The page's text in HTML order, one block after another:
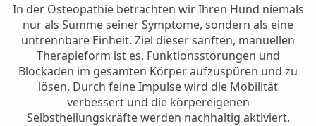
In der Osteopathie betrachten wir Ihren Hund niemals
nur als Summe seiner Symptome, sondern als eine
untrennbare Einheit. Ziel dieser sanften, manuellen
Therapieform ist es, Funktionsstörungen und
Blockaden im gesamten Körper aufzuspüren und zu
lösen. Durch feine Impulse wird die Mobilität
verbessert und die körpereigenen
Selbstheilungskräfte werden nachhaltig aktiviert.